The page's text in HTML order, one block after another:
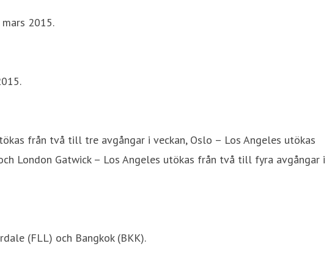
2015.
från två till tre avgångar i veckan, Oslo – Los Angeles utökas
London Gatwick – Los Angeles utökas från två till fyra avgångar i
(FLL) och Bangkok (BKK).